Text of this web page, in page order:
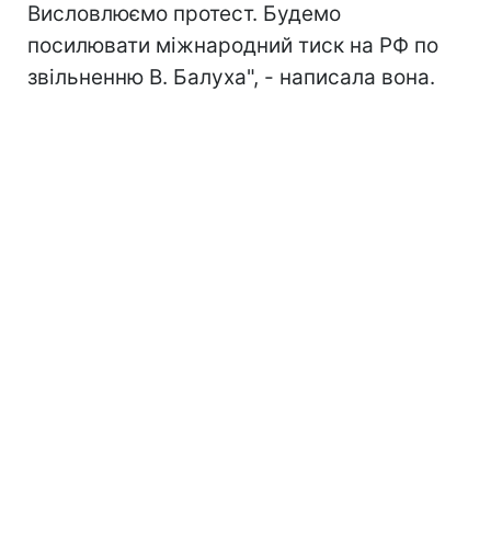
Висловлюємо протест. Будемо
посилювати міжнародний тиск на РФ по
звільненню В. Балуха", - написала вона.